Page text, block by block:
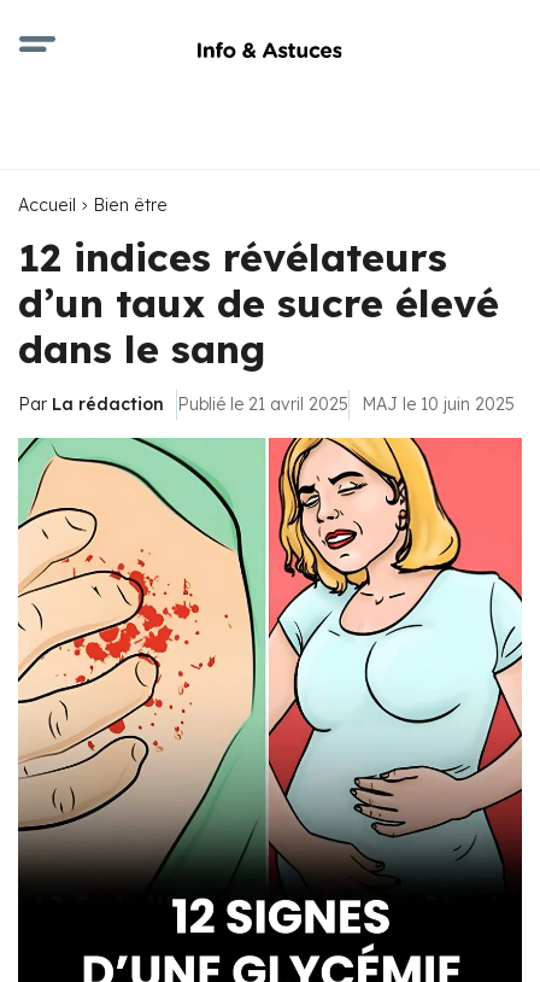
Accueil Bien être
12 indices révélateurs
d’un taux de sucre élevé
dans le sang
Par La rédaction Publié le 21 avril 2025 MAJ le 10 juin 2025